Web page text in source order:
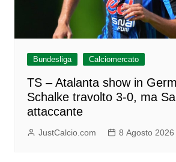
Bundesliga Calciomercato
TS – Atalanta show in
Schalke travolto 3-0, ma
attaccante
JustCalcio.com 8 Agosto 2026